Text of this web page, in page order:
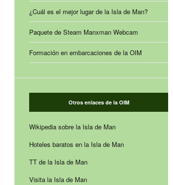
¿Cuál es el mejor lugar de la Isla de Man?
Paquete de Steam Manxman Webcam
Formación en embarcaciones de la OIM
Otros enlaces de la OIM
Wikipedia sobre la Isla de Man
Hoteles baratos en la Isla de Man
TT de la Isla de Man
Visita la Isla de Man